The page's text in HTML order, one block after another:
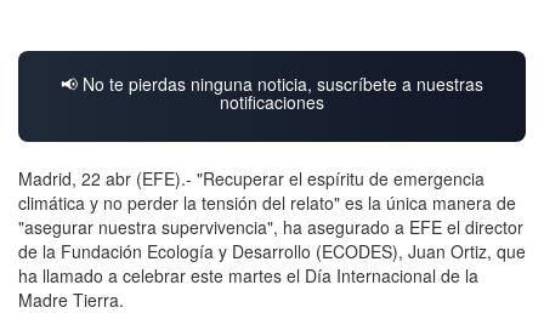
📢 No te pierdas ninguna noticia, suscríbete a nuestras
notificaciones
Madrid, 22 abr (EFE).- "Recuperar el espíritu de emergencia
climática y no perder la tensión del relato" es la única manera de
"asegurar nuestra supervivencia", ha asegurado a EFE el director
de la Fundación Ecología y Desarrollo (ECODES), Juan Ortiz, que
ha llamado a celebrar este martes el Día Internacional de la
Madre Tierra.